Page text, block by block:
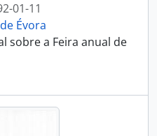
01-11
Évora
sobre a Feira anual de